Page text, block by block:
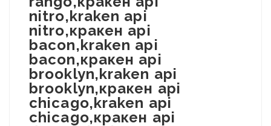
nitro,kraken api
nitro,кракен api
bacon,kraken api
bacon,кракен api
brooklyn,kraken api
brooklyn,кракен api
chicago,kraken api
chicago,кракен api